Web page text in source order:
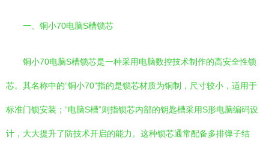
一、铜小70电脑S槽锁芯
铜小70电脑S槽锁芯是一种采用电脑数控技术制作的高安全性锁
芯。其名称中的“铜小70”指的是锁芯材质为铜制，尺寸较小，适用于
标准门锁安装；“电脑S槽”则指锁芯内部的钥匙槽采用S形电脑编码设
计，大大提升了防技术开启的能力。这种锁芯通常配备多排弹子结